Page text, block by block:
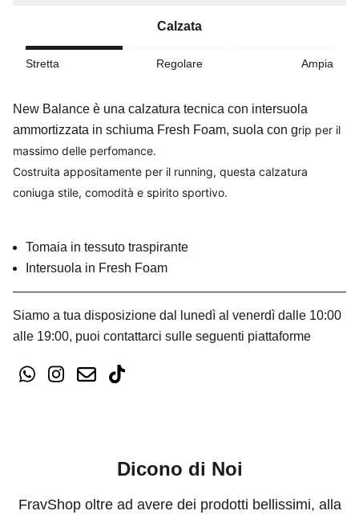
Calzata
Stretta Regolare Ampia
New Balance è una calzatura tecnica con intersuola
ammortizzata in schiuma Fresh Foam, suola con grip per il
massimo delle perfomance.
Costruita appositamente per il running, questa calzatura
coniuga stile, comodità e spirito sportivo.
Tomaia in tessuto traspirante
Intersuola in Fresh Foam
Siamo a tua disposizione dal lunedì al venerdì dalle 10:00
alle 19:00, puoi contattarci sulle seguenti piattaforme
Dicono di Noi
FravShop oltre ad avere dei prodotti bellissimi, alla